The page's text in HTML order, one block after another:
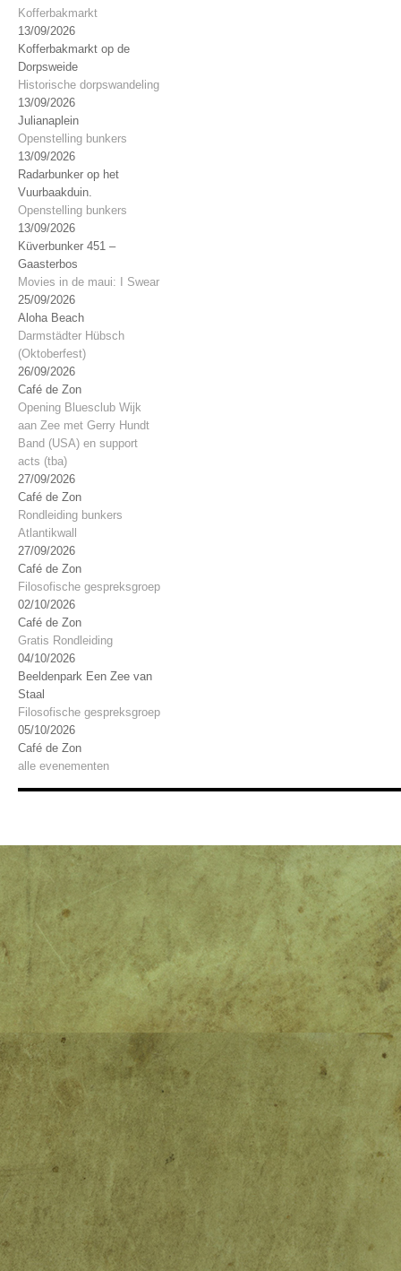
Kofferbakmarkt
13/09/2026
Kofferbakmarkt op de
Dorpsweide
Historische dorpswandeling
13/09/2026
Julianaplein
Openstelling bunkers
13/09/2026
Radarbunker op het
Vuurbaakduin.
Openstelling bunkers
13/09/2026
Küverbunker 451 –
Gaasterbos
Movies in de maui: I Swear
25/09/2026
Aloha Beach
Darmstädter Hübsch
(Oktoberfest)
26/09/2026
Café de Zon
Opening Bluesclub Wijk
aan Zee met Gerry Hundt
Band (USA) en support
acts (tba)
27/09/2026
Café de Zon
Rondleiding bunkers
Atlantikwall
27/09/2026
Café de Zon
Filosofische gespreksgroep
02/10/2026
Café de Zon
Gratis Rondleiding
04/10/2026
Beeldenpark Een Zee van
Staal
Filosofische gespreksgroep
05/10/2026
Café de Zon
alle evenementen